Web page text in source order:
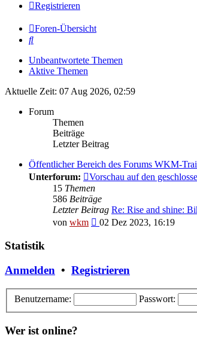
Registrieren
Foren-Übersicht
Suche
Unbeantwortete Themen
Aktive Themen
Aktuelle Zeit: 07 Aug 2026, 02:59
Forum
Themen
Beiträge
Letzter Beitrag
Öffentlicher Bereich des Forums WKM-
Unterforum:
Vorschau auf den
15 Themen
586 Beiträge
Letzter Beitrag Re: Rise and shine:
von wkm
Neuester
02 Dez 2023, 16:19
Statistik
Anmelden • Registrieren
Benutzername: Passwort:
Wer ist online?